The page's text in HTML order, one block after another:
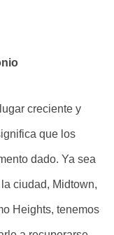
creciente y
que los
dado. Ya sea
ciudad, Midtown,
Heights, tenemos